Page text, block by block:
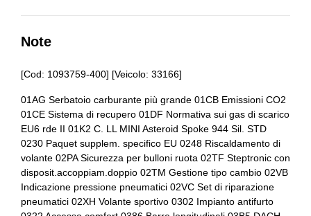
Cerchi in lega
Fari a led
Illuminazione abitacolo
Interni personalizzazione colori
Kit emergenza
Alette parasole
Assistente personale intelligente
Barre sul tetto
Bulloni antifurto
Cambio automatico a 7 marce
Note
[Cod: 1093759-400] [Veicolo: 33166]
01AG Serbatoio carburante più grande 01CB Emissioni CO2
01CE Sistema di recupero 01DF Normativa sui gas di scarico
EU6 rde II 01K2 C. LL MINI Asteroid Spoke 944 Sil. STD
0230 Paquet supplem. specifico EU 0248 Riscaldamento di
volante 02PA Sicurezza per bulloni ruota 02TF Steptronic con
disposit.accoppiam.doppio 02TM Gestione tipo cambio 02VB
Indicazione pressione pneumatici 02VC Set di riparazione
pneumatici 02XH Volante sportivo 0302 Impianto antifurto